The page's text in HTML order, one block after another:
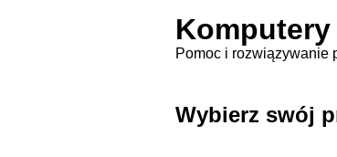
Pomoc i rozwiązywanie
Wybierz swój